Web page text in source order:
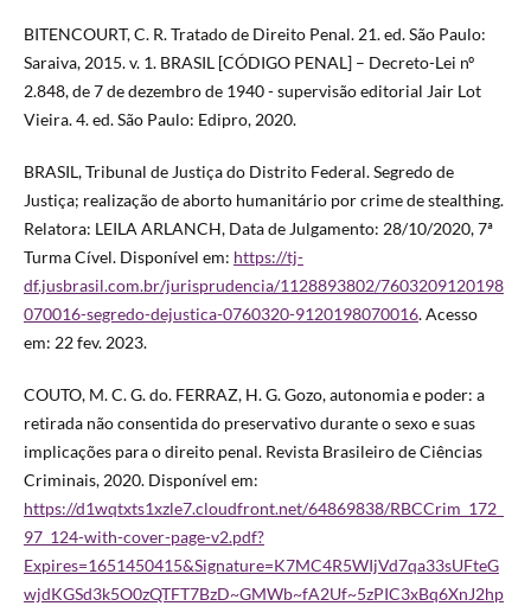
BITENCOURT, C. R. Tratado de Direito Penal. 21. ed. São Paulo:
Saraiva, 2015. v. 1. BRASIL [CÓDIGO PENAL] – Decreto-Lei nº
2.848, de 7 de dezembro de 1940 - supervisão editorial Jair Lot
Vieira. 4. ed. São Paulo: Edipro, 2020.
BRASIL, Tribunal de Justiça do Distrito Federal. Segredo de
Justiça; realização de aborto humanitário por crime de stealthing.
Relatora: LEILA ARLANCH, Data de Julgamento: 28/10/2020, 7ª
Turma Cível. Disponível em: https://tj-
df.jusbrasil.com.br/jurisprudencia/1128893802/7603209120198
070016-segredo-dejustica-0760320-9120198070016. Acesso
em: 22 fev. 2023.
COUTO, M. C. G. do. FERRAZ, H. G. Gozo, autonomia e poder: a
retirada não consentida do preservativo durante o sexo e suas
implicações para o direito penal. Revista Brasileiro de Ciências
Criminais, 2020. Disponível em:
https://d1wqtxts1xzle7.cloudfront.net/64869838/RBCCrim_172_
97_124-with-cover-page-v2.pdf?
Expires=1651450415&Signature=K7MC4R5WIjVd7qa33sUFteG
wjdKGSd3k5O0zQTFT7BzD~GMWb~fA2Uf~5zPIC3xBq6XnJ2hp